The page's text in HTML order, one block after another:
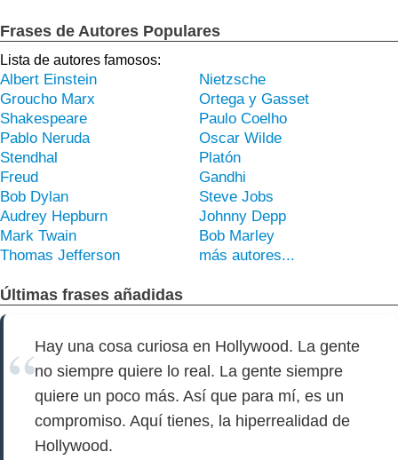
Frases de Autores Populares
Lista de autores famosos:
Albert Einstein
Nietzsche
Groucho Marx
Ortega y Gasset
Shakespeare
Paulo Coelho
Pablo Neruda
Oscar Wilde
Stendhal
Platón
Freud
Gandhi
Bob Dylan
Steve Jobs
Audrey Hepburn
Johnny Depp
Mark Twain
Bob Marley
Thomas Jefferson
más autores...
Últimas frases añadidas
Hay una cosa curiosa en Hollywood. La gente
no siempre quiere lo real. La gente siempre
quiere un poco más. Así que para mí, es un
compromiso. Aquí tienes, la hiperrealidad de
Hollywood.